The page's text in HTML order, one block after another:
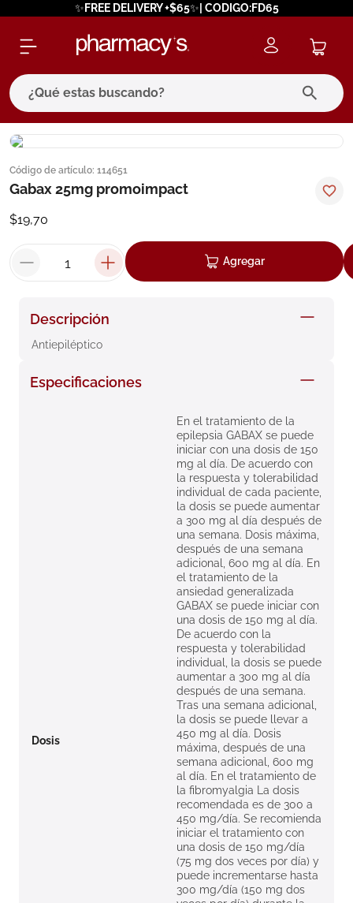
✨FREE DELIVERY +$65✨| CODIGO:FD65
¿Qué estas buscando?
Código de artículo: 114651
Gabax 25mg promoimpact
$19,70
Agregar
Descripción
Antiepiléptico
Especificaciones
Dosis
En el tratamiento de la
epilepsia GABAX se puede
iniciar con una dosis de 150
mg al día. De acuerdo con
la respuesta y tolerabilidad
individual de cada paciente,
la dosis se puede aumentar
a 300 mg al día después de
una semana. Dosis máxima,
después de una semana
adicional, 600 mg al día. En
el tratamiento de la
ansiedad generalizada
GABAX se puede iniciar con
una dosis de 150 mg al día.
De acuerdo con la
respuesta y tolerabilidad
individual, la dosis se puede
aumentar a 300 mg al día
después de una semana.
Tras una semana adicional,
la dosis se puede llevar a
450 mg al día. Dosis
máxima, después de una
semana adicional, 600 mg
al día. En el tratamiento de
la fibromyalgia La dosis
recomendada es de 300 a
450 mg/día. Se recomienda
iniciar el tratamiento con
una dosis de 150 mg/día
(75 mg dos veces por día) y
puede incrementarse hasta
300 mg/día (150 mg dos
términos más buscados
1. eucerin
pilexil
5. cerave
6 degraler
7. isdin